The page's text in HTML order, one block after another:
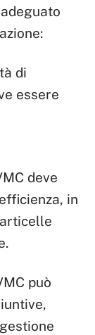
di
essere
deve
in
può